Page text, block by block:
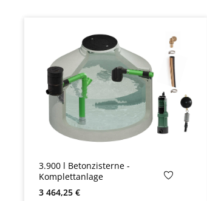
3.900 l Betonzisterne -
Komplettanlage
Preço normal:
3 464,25 €